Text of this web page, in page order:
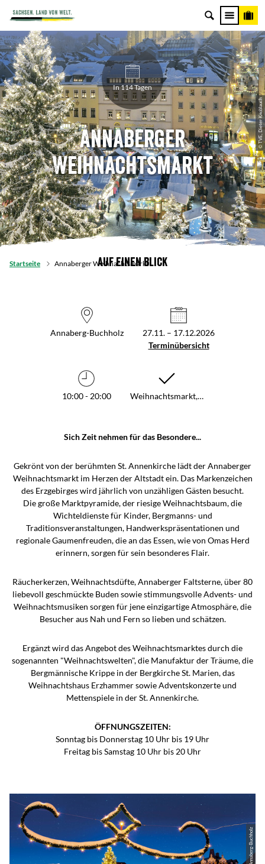
© TVE, Dieter Knoblauch
In 114 Tagen
Annaberger
Weihnachtsmarkt
Startseite Annaberger Weihnachtsmarkt
Auf einen Blick
Annaberg-Buchholz
27.11. – 17.12.2026
Terminübersicht
10:00 - 20:00 Weihnachtsmarkt,…
Sich Zeit nehmen für das Besondere...
Gekrönt von der berühmten St. Annenkirche lädt der Annaberger
Weihnachtsmarkt im Herzen der Altstadt ein. Das Markenzeichen
des Erzgebirges wird jährlich von unzähligen Gästen besucht.
Die große Marktpyramide, der riesige Weihnachtsbaum, die
Wichteldienste für Kinder, Bergmanns- und
Traditionsveranstaltungen, Handwerkspräsentationen und
regionale Gaumenfreuden, die an das Essen, wie von Omas Herd
erinnern, sorgen für sein besonderes Flair.
Räucherkerzen, Weihnachtsdüfte, Annaberger Faltsterne, über 80
liebevoll geschmückte Buden sowie stimmungsvolle Advents- und
Weihnachtsmusiken sorgen für jene einzigartige Atmosphäre, die
Besucher aus Nah und Fern so lieben und schätzen.
Ergänzt wird das Angebot des Weihnachtsmarktes durch die
sogenannten "Weihnachtswelten", die Manufaktur der Träume, die
Bergmännische Krippe in der Bergkirche St. Marien, das
Weihnachtshaus Erzhammer sowie Adventskonzerte und
Mettenspiele in der St. Annenkirche.
ÖFFNUNGSZEITEN:
Sonntag bis Donnerstag 10 Uhr bis 19 Uhr
Freitag bis Samstag 10 Uhr bis 20 Uhr